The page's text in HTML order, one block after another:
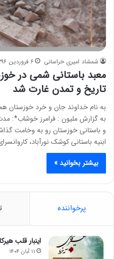
شمشاد امیری خراسانی ۶ فروردین ۱۳۹۶
معبد باستانی شمی در
تاریخ و تمدن غارت شد
به نام خداوند جان و خرد خوزستان
به گزارش ملیون : فرامرز خوشاب*:
و باستانی خوزستان رو به وخامت
ابنیه باستانی کوشک نورآباد،
بیشتر بخوانید »
پرخواننده
اینبار قلب
۱۱ آبان ۱۴۰۴